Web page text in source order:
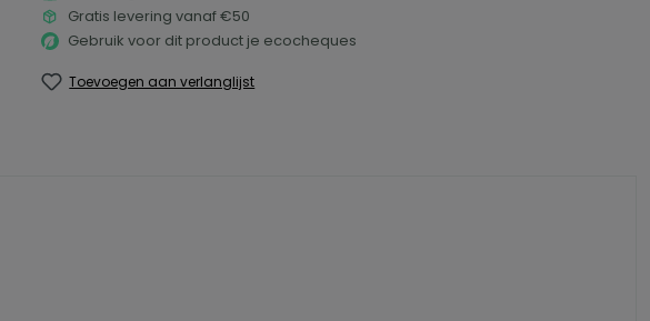
Gratis levering vanaf €50
Gebruik voor dit product je ecocheques
Toevoegen aan verlanglijst